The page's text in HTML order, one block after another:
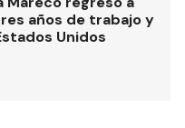
años de trabajo y
Unidos